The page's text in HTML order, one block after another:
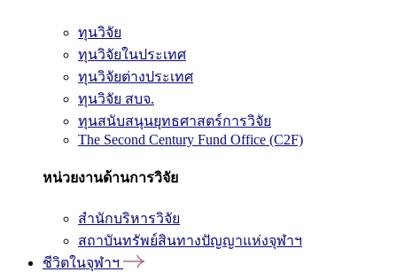
ทุนวิจัย
ทุนวิจัยในประเทศ
ทุนวิจัยต่างประเทศ
ทุนวิจัย สบจ.
ทุนสนับสนุนยุทธศาสตร์การวิจัย
The Second Century Fund Office (C2F)
หน่วยงานด้านการวิจัย
สำนักบริหารวิจัย
สถาบันทรัพย์สินทางปัญญาแห่งจุฬาฯ
ชีวิตในจุฬาฯ